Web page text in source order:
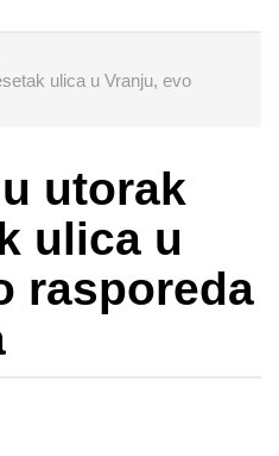
ulica u Vranju, evo
utorak
ulica u
rasporeda